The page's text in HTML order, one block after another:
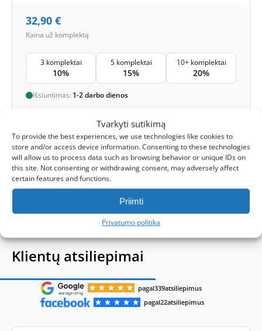
Tvarkyti sutikimą
To provide the best experiences, we use technologies like cookies to
store and/or access device information. Consenting to these technologies
will allow us to process data such as browsing behavior or unique IDs on
this site. Not consenting or withdrawing consent, may adversely affect
certain features and functions.
Priimti
Privatumo politika
32,90 €
Kaina už komplektą
3 komplektai
10%
5 komplektai
15%
10+ komplektai
20%
Išsiuntimas: 1-2 darbo dienos
Į krepšelį -32,90
Lojalumo taškai-Gauk81taškus
1-4 iš 4
Klientų atsiliepimai
pagal339atsiliepimus
pagal22atsiliepimus